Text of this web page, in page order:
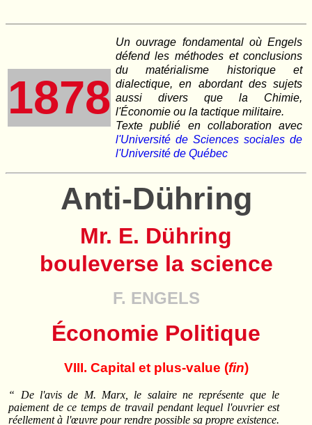
1878
Un ouvrage fondamental où Engels
défend les méthodes et conclusions
du matérialisme historique et
dialectique, en abordant des sujets
aussi divers que la Chimie,
l'Économie ou la tactique militaire.
Texte publié en collaboration avec
l'Université de Sciences sociales de
l'Université de Québec
Anti-Dühring
Mr. E. Dühring
bouleverse la science
F. ENGELS
Économie Politique
VIII. Capital et plus-value (fin)
“ De l'avis de M. Marx, le salaire ne représente que le
paiement de ce temps de travail pendant lequel l'ouvrier est
réellement à l'œuvre pour rendre possible sa propre existence.